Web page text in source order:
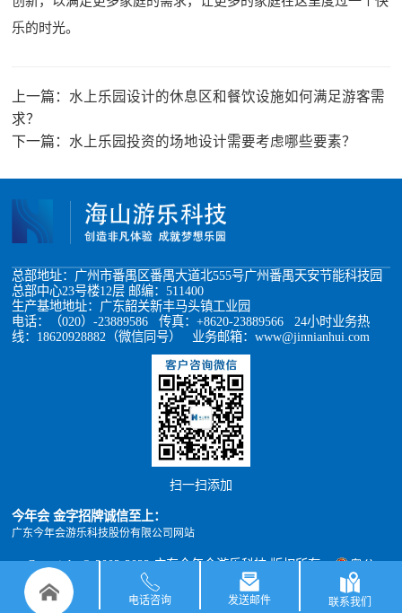
乐的时光。
上一篇： 水上乐园设计的休息区和餐饮设施如何满足游客需
求？
下一篇： 水上乐园投资的场地设计需要考虑哪些要素？
总部地址：广州市番禺区番禺大道北555号广州番禺天安节能科技园
总部中心23号楼12层 邮编：511400
生产基地地址：广东韶关新丰马头镇工业园
电话：（020）-23889586 传真：+8620-23889566 24小时业务热
线：18620928882（微信同号） 业务邮箱：www@jinnianhui.com
扫一扫添加
今年会 金字招牌诚信至上：
广东今年会游乐科技股份有限公司网站
Copyright © 2002-2022 广东今年会游乐科技 版权所有
粤公
网安备 44011302000493号
粤ICP备05012398号
xml地图
电话咨询 发送邮件 联系我们